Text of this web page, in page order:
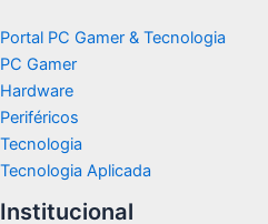
Portal PC Gamer & Tecnologia
PC Gamer
Hardware
Periféricos
Tecnologia
Tecnologia Aplicada
Institucional